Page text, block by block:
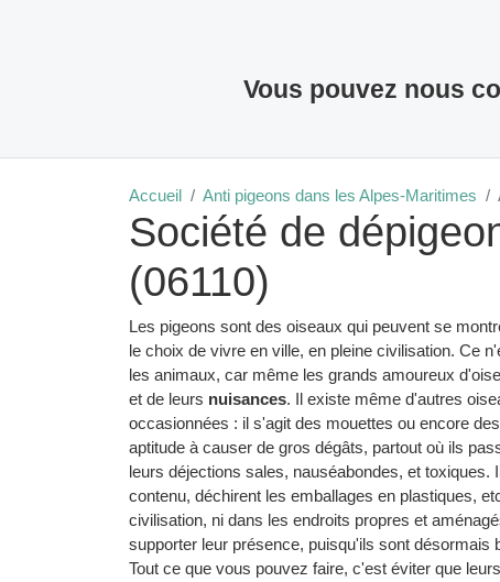
Vous pouvez nous
Accueil Anti pigeons dans les Alpes-Maritimes
Société de
(06110)
Les pigeons sont des oiseaux qui peuvent se
le choix de vivre en ville, en pleine civilisation. Ce
les animaux, car même les grands amoureux
et de leurs nuisances. Il existe même d'autres
occasionnées : il s'agit des mouettes ou encore
aptitude à causer de gros dégâts, partout où ils
leurs déjections sales, nauséabondes, et
contenu, déchirent les emballages en plastiques,
civilisation, ni dans les endroits propres et
supporter leur présence, puisqu'ils sont désormais
Tout ce que vous pouvez faire, c'est éviter que